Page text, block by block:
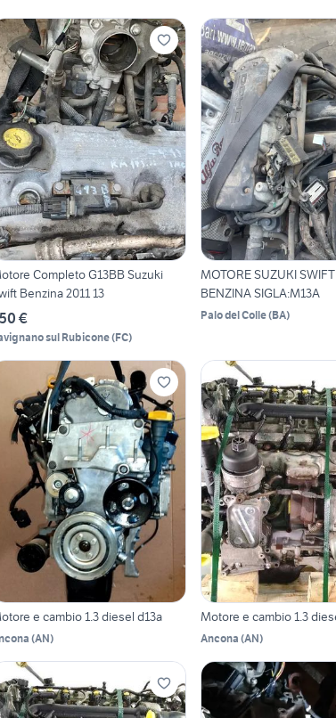
Completo G13BB Suzuki
Benzina 2011 13
€
sul Rubicone(FC)
MOTORE SUZUKI SWIFT
BENZINA SIGLA:M13A
Palo del Colle(BA)
e cambio 1.3 diesel d13a
(AN)
Motore e cambio 1.3
Ancona (AN)